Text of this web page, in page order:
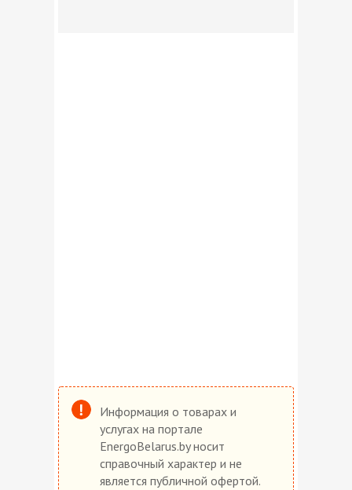
Информация о товарах и
услугах на портале
EnergoBelarus.by носит
справочный характер и не
является публичной офертой.